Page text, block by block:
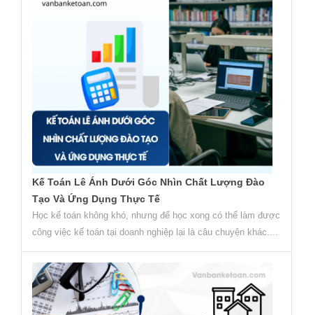
Kế Toán Lê Ánh Dưới Góc Nhìn Chất Lượng Đào
Tạo Và Ứng Dụng Thực Tế
Học kế toán không khó, nhưng để học xong có thể làm được
công việc kế toán tại doanh nghiệp lại là câu chuyện khác....